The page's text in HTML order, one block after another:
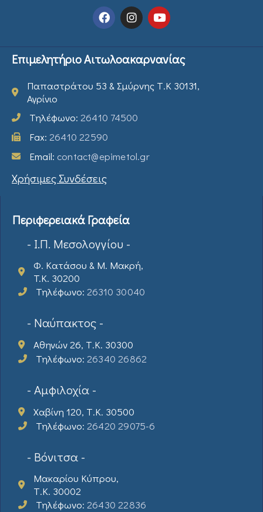
Επιμελητήριο Αιτωλοακαρνανίας
Παπαστράτου 53 & Σμύρνης Τ.Κ 30131,
Αγρίνιο
Τηλέφωνο: 26410 74500
Fax: 26410 22590
Email: contact@epimetol.gr
Χρήσιμες Συνδέσεις
Περιφερειακά Γραφεία
- Ι.Π. Μεσολογγίου -
Φ. Κατάσου & Μ. Μακρή,
T.K. 30200
Τηλέφωνο: 26310 30040
- Ναύπακτος -
Αθηνών 26, Τ.Κ. 30300
Τηλέφωνο: 26340 26862
- Αμφιλοχία -
Χαβίνη 120, Τ.Κ. 30500
Τηλέφωνο: 26420 29075-6
- Βόνιτσα -
Μακαρίου Κύπρου,
Τ.Κ. 30002
Τηλέφωνο: 26430 22836